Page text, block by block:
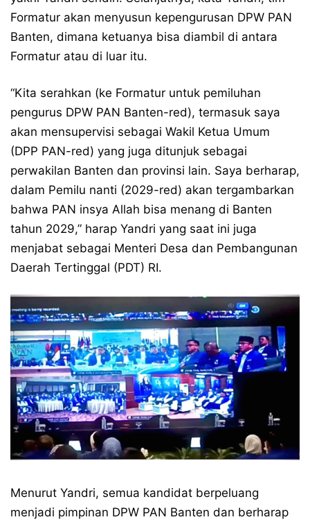
Formatur akan menyusun kepengurusan DPW PAN
Banten, dimana ketuanya bisa diambil di antara
Formatur atau di luar itu.
“Kita serahkan (ke Formatur untuk pemiluhan
pengurus DPW PAN Banten-red), termasuk saya
akan mensupervisi sebagai Wakil Ketua Umum
(DPP PAN-red) yang juga ditunjuk sebagai
perwakilan Banten dan provinsi lain. Saya berharap,
dalam Pemilu nanti (2029-red) akan tergambarkan
bahwa PAN insya Allah bisa menang di Banten
tahun 2029,” harap Yandri yang saat ini juga
menjabat sebagai Menteri Desa dan Pembangunan
Daerah Tertinggal (PDT) RI.
Menurut Yandri, semua kandidat berpeluang
menjadi pimpinan DPW PAN Banten dan berharap